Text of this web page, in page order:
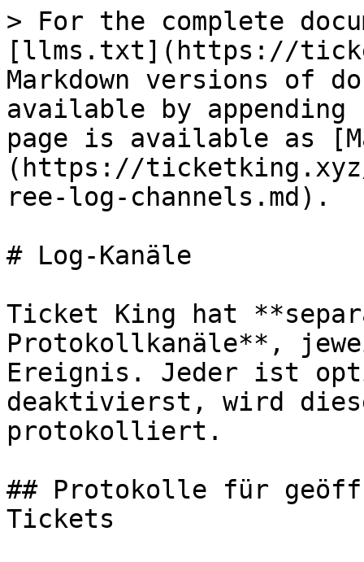
> For the complete
[llms.txt](https://
Markdown versions of
available by
page is available as
(https://
ree-log-channels.md).
# Log-Kanäle
Ticket King hat
Protokollkanäle**,
Ereignis. Jeder ist
deaktivierst, wird
protokolliert.
## Protokolle für
Tickets